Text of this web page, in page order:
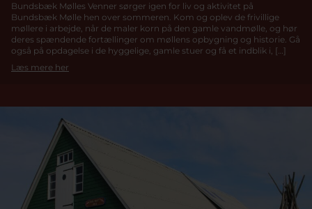
Bundsbæk Mølles Venner sørger igen for liv og aktivitet på
Bundsbæk Mølle hen over sommeren. Kom og oplev de frivillige
møllere i arbejde, når de maler korn på den gamle vandmølle, og hør
deres spændende fortællinger om møllens opbygning og historie. Gå
også på opdagelse i de hyggelige, gamle stuer og få et indblik i, […]
Læs mere her